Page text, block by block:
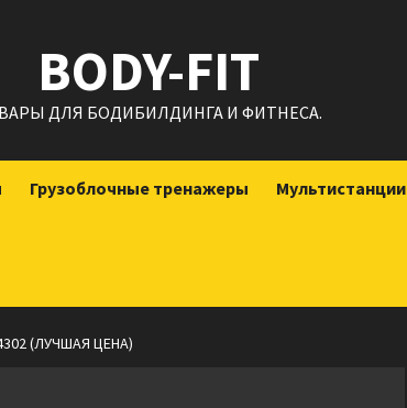
BODY-FIT
ДЛЯ БОДИБИЛДИНГА И ФИТНЕСА.
Грузоблочные тренажеры Мультистанции
(ЛУЧШАЯ ЦЕНА)